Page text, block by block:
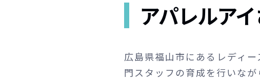
アパレルア
広島県福山市にあるレディ
門スタッフの育成を行いな